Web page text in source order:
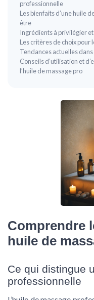
professionnelle
Les bienfaits d’une huile
être
Ingrédients à privilégier
Les critères de choix pour
Tendances actuelles
Conseils d’utilisation et
l’huile de massage pro
Comprendre
huile de
Ce qui distingue
professionnelle